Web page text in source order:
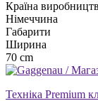
Країна
Німеччина
Габарити
Ширина
70 cm
Техніка Premium